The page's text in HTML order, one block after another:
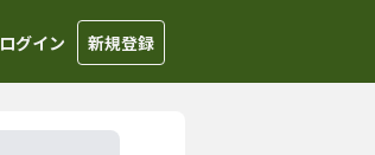
ログイン 新規登録